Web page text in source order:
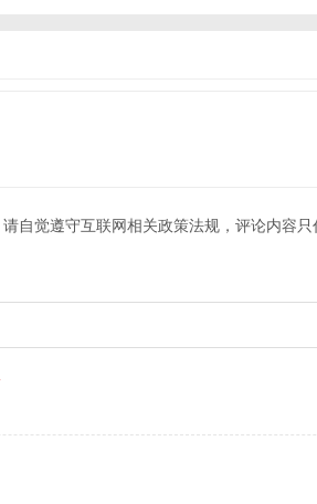
请自觉遵守互联网相关政策法规，评论内容只